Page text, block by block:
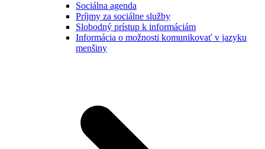
Sociálna agenda
Príjmy za sociálne služby
Slobodný prístup k informáciám
Informácia o možnosti komunikovať v jazyku
menšiny